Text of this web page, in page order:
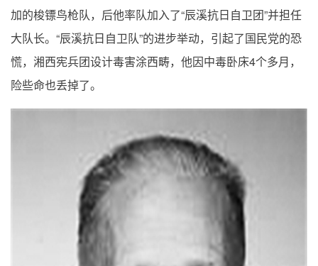
加的梭镖鸟枪队，后他率队加入了“辰溪抗日自卫团”并担任
大队长。 “辰溪抗日自卫队”的进步举动，引起了国民党的恐
慌，湘西宪兵团设计毒害涂西畴，他因中毒卧床4个多月，
险些命也丢掉了。